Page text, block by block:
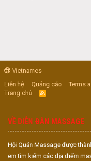
Vietnames
Liên hệ
Quảng cáo Terms
Trang chủ
R
S
VỀ DIỄN ĐÀN MASSAGE
Hội Quán Massage được
em tìm kiếm các địa điểm